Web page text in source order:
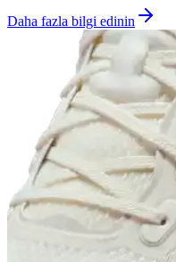
Daha fazla bilgi edinin